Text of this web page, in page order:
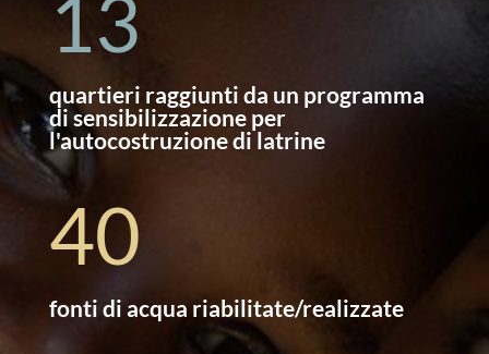
13
quartieri raggiunti da un programma
di sensibilizzazione per
l'autocostruzione di latrine
40
fonti di acqua riabilitate/realizzate